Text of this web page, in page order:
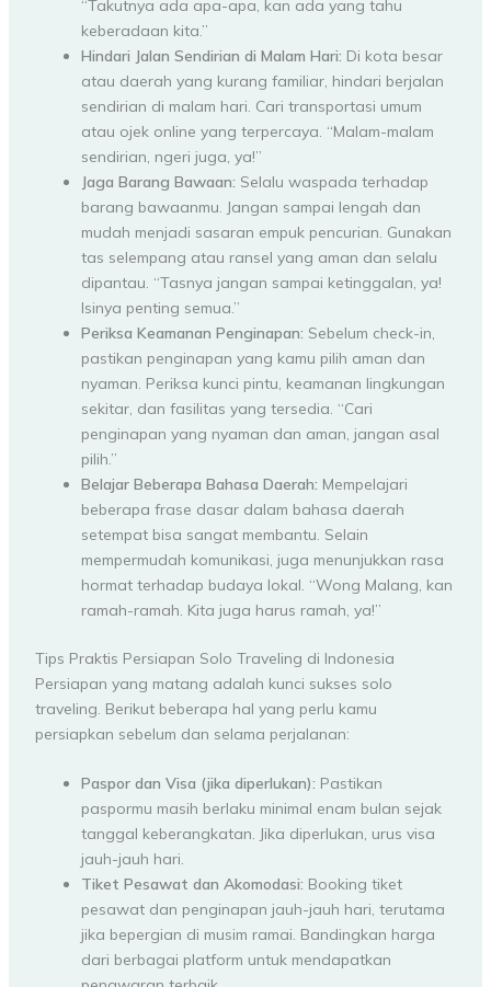
“Takutnya ada apa-apa, kan ada yang tahu
keberadaan kita.”
Hindari Jalan Sendirian di Malam Hari: Di kota besar
atau daerah yang kurang familiar, hindari berjalan
sendirian di malam hari. Cari transportasi umum
atau ojek online yang terpercaya. “Malam-malam
sendirian, ngeri juga, ya!”
Jaga Barang Bawaan: Selalu waspada terhadap
barang bawaanmu. Jangan sampai lengah dan
mudah menjadi sasaran empuk pencurian. Gunakan
tas selempang atau ransel yang aman dan selalu
dipantau. “Tasnya jangan sampai ketinggalan, ya!
Isinya penting semua.”
Periksa Keamanan Penginapan: Sebelum check-in,
pastikan penginapan yang kamu pilih aman dan
nyaman. Periksa kunci pintu, keamanan lingkungan
sekitar, dan fasilitas yang tersedia. “Cari
penginapan yang nyaman dan aman, jangan asal
pilih.”
Belajar Beberapa Bahasa Daerah: Mempelajari
beberapa frase dasar dalam bahasa daerah
setempat bisa sangat membantu. Selain
mempermudah komunikasi, juga menunjukkan rasa
hormat terhadap budaya lokal. “Wong Malang, kan
ramah-ramah. Kita juga harus ramah, ya!”
Tips Praktis Persiapan Solo Traveling di Indonesia
Persiapan yang matang adalah kunci sukses solo
traveling. Berikut beberapa hal yang perlu kamu
persiapkan sebelum dan selama perjalanan:
Paspor dan Visa (jika diperlukan): Pastikan
paspormu masih berlaku minimal enam bulan sejak
tanggal keberangkatan. Jika diperlukan, urus visa
jauh-jauh hari.
Tiket Pesawat dan Akomodasi: Booking tiket
pesawat dan penginapan jauh-jauh hari, terutama
jika bepergian di musim ramai. Bandingkan harga
dari berbagai platform untuk mendapatkan